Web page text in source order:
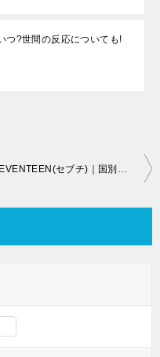
つ?世間の反応についても!
SEVENTEEN(セブチ)｜国別人気ランキング順にメンバー紹介！名前・誕生日・出身地などのプロフィールも！